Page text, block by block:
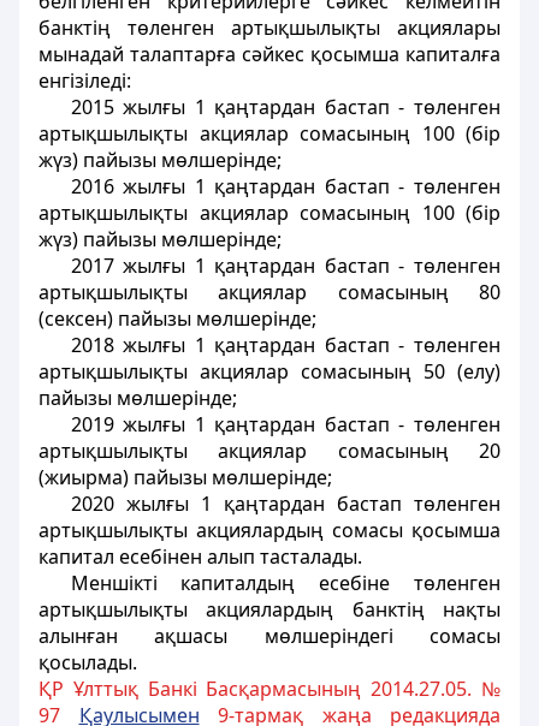
банктің төленген артықшылықты акциялары
мынадай талаптарға сәйкес қосымша капиталға
енгізіледі:
2015 жылғы 1 қаңтардан бастап - төленген
артықшылықты акциялар сомасының 100 (бір
жүз) пайызы мөлшерінде;
2016 жылғы 1 қаңтардан бастап - төленген
артықшылықты акциялар сомасының 100 (бір
жүз) пайызы мөлшерінде;
2017 жылғы 1 қаңтардан бастап - төленген
артықшылықты акциялар сомасының 80
(сексен) пайызы мөлшерінде;
2018 жылғы 1 қаңтардан бастап - төленген
артықшылықты акциялар сомасының 50 (елу)
пайызы мөлшерінде;
2019 жылғы 1 қаңтардан бастап - төленген
артықшылықты акциялар сомасының 20
(жиырма) пайызы мөлшерінде;
2020 жылғы 1 қаңтардан бастап төленген
артықшылықты акциялардың сомасы қосымша
капитал есебінен алып тасталады.
Меншiктi капиталдың есебiне төленген
артықшылықты акциялардың банктiң нақты
алынған ақшасы мөлшерiндегi сомасы
қосылады.
ҚР Ұлттық Банкі Басқармасының 2014.27.05. №
97 Қаулысымен 9-тармақ жаңа редакцияда